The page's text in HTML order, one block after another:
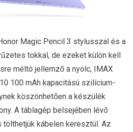
Magic Pencil 3 stylusszal és a
tokkal, de ezeket külön kell
méltó jellemző a nyolc, IMAX
100 mAh kapacitású szilícium-
köszönhetően a készülék
A táblagép belsejében lévő
kábelen keresztül. Az